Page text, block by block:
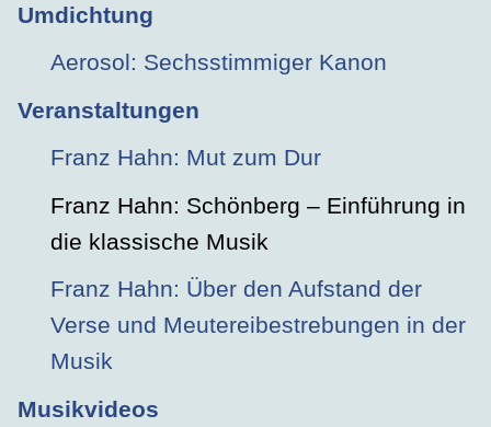
Umdichtung
Aerosol: Sechsstimmiger Kanon
Veranstaltungen
Franz Hahn: Mut zum Dur
Franz Hahn: Schönberg – Einführung in
die klassische Musik
Franz Hahn: Über den Aufstand der
Verse und Meutereibestrebungen in der
Musik
Musikvideos